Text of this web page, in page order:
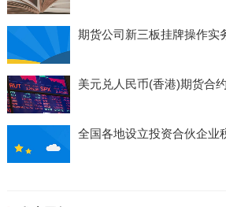
期货公司新三板挂牌操作实
美元兑人民币(香港)期货合
全国各地设立投资合伙企业